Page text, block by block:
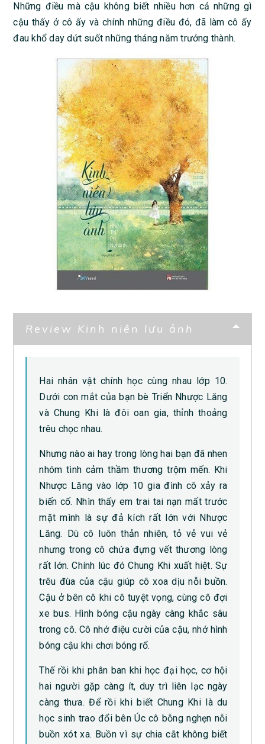
Những điều mà cậu không biết nhiều hơn cả những gì
cậu thấy ở cô ấy và chính những điều đó, đã làm cô ấy
đau khổ day dứt suốt những tháng năm trưởng thành.
Review Kinh niên lưu ảnh
Hai nhân vật chính học cùng nhau lớp 10.
Dưới con mắt của bạn bè Triển Nhược Lăng
và Chung Khi là đôi oan gia, thỉnh thoảng
trêu chọc nhau.
Nhưng nào ai hay trong lòng hai bạn đã nhen
nhóm tình cảm thầm thương trộm mến. Khi
Nhược Lăng vào lớp 10 gia đình cô xảy ra
biến cố. Nhìn thấy em trai tai nạn mất trước
mặt mình là sự đả kích rất lớn với Nhược
Lăng. Dù cô luôn thản nhiên, tỏ vẻ vui vẻ
nhưng trong cô chứa đựng vết thương lòng
rất lớn. Chính lúc đó Chung Khi xuất hiệt. Sự
trêu đùa của cậu giúp cô xoa dịu nỗi buồn.
Cậu ở bên cô khi cô tuyệt vọng, cùng cô đợi
xe bus. Hình bóng cậu ngày càng khắc sâu
trong cô. Cô nhớ điệu cười của cậu, nhớ hình
bóng cậu khi chơi bóng rổ.
Thế rồi khi phân ban khi học đại học, cơ hội
hai người gặp càng ít, duy trì liên lạc ngày
càng thưa. Để rồi khi biết Chung Khi là du
học sinh trao đổi bên Úc cô bỗng nghẹn nỗi
buồn xót xa. Buồn vì sự chia cắt không biết